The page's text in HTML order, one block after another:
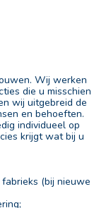
Wij werken
die u misschien
wij uitgebreid de
en behoeften.
individueel op
krijgt wat bij u
(bij nieuwe